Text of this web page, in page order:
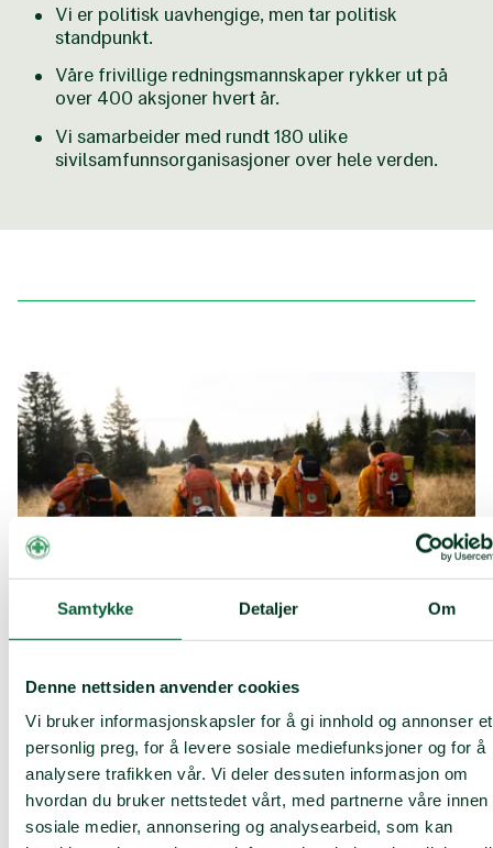
Samtykke Detaljer Om
Denne nettsiden anvender cookies
Vi bruker informasjonskapsler for å gi innhold og annonser et
personlig preg, for å levere sosiale mediefunksjoner og for å
analysere trafikken vår. Vi deler dessuten informasjon om
hvordan du bruker nettstedet vårt, med partnerne våre innen
sosiale medier, annonsering og analysearbeid, som kan
Vi er politisk uavhengige, men tar politisk
standpunkt.
Våre frivillige redningsmannskaper rykker ut på
over 400 aksjoner hvert år.
Vi samarbeider med rundt 180 ulike
sivilsamfunnsorganisasjoner over hele verden.
møter vi hverandre med vennlighet og respekt, og
slår gjerne av en prat.
har vi ansatte med ulik alder, kjønn, nasjonalitet,
legning, kompetanse og erfaringer. Dette gir oss et